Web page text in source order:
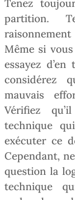
Tenez
partition.
Même si
essayez
considérez
mauvais
Vérifiez
technique
exécuter ce
Cependant,
question la
technique